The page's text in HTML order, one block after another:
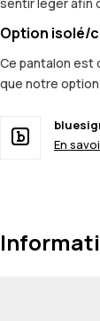
Option isolé/
Ce pantalon est
que notre
En